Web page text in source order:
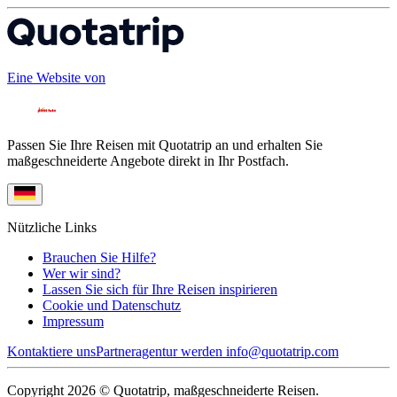
Eine Website von
Passen Sie Ihre Reisen mit Quotatrip an und erhalten Sie
maßgeschneiderte Angebote direkt in Ihr Postfach.
Nützliche Links
Brauchen Sie Hilfe?
Wer wir sind?
Lassen Sie sich für Ihre Reisen inspirieren
Cookie und Datenschutz
Impressum
Kontaktiere unsPartneragentur werden info@quotatrip.com
Copyright 2026 © Quotatrip, maßgeschneiderte Reisen.